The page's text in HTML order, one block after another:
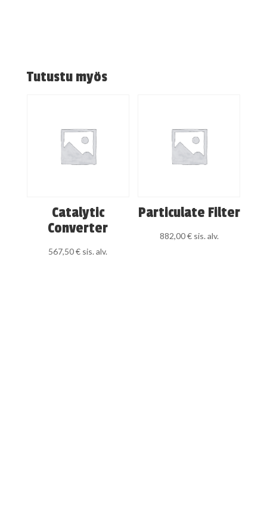
Tutustu myös
Catalytic
Converter
567,50€ sis. alv.
Particulate Filter
882,00€ sis. alv.